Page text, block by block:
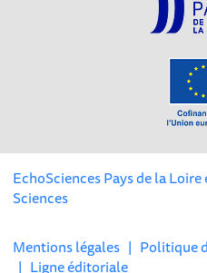
EchoSciences Pays de la
Sciences
Mentions légales | Politique
| Ligne éditoriale